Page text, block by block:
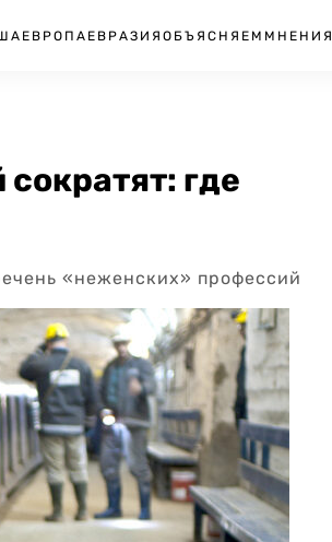
ЕВРОПА ЕВРАЗИЯ ОБЪЯСНЯЕМ МНЕНИЯ
где
«неженских» профессий